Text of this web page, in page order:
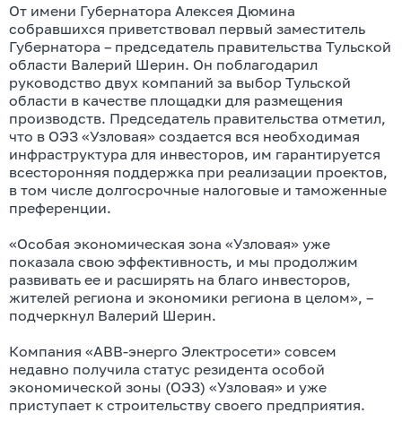
От имени Губернатора Алексея Дюмина
собравшихся приветствовал первый заместитель
Губернатора – председатель правительства Тульской
области Валерий Шерин. Он поблагодарил
руководство двух компаний за выбор Тульской
области в качестве площадки для размещения
производств. Председатель правительства отметил,
что в ОЭЗ «Узловая» создается вся необходимая
инфраструктура для инвесторов, им гарантируется
всесторонняя поддержка при реализации проектов,
в том числе долгосрочные налоговые и таможенные
преференции.
«Особая экономическая зона «Узловая» уже
показала свою эффективность, и мы продолжим
развивать ее и расширять на благо инвесторов,
жителей региона и экономики региона в целом», –
подчеркнул Валерий Шерин.
Компания «АВВ-энерго Электросети» совсем
недавно получила статус резидента особой
экономической зоны (ОЭЗ) «Узловая» и уже
приступает к строительству своего предприятия.